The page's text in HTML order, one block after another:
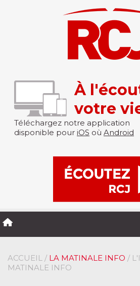
À
votre
Téléchargez notre application
disponible pour iOS où Android
ACCUEIL / LA MATINALE INFO /
MATINALE INFO